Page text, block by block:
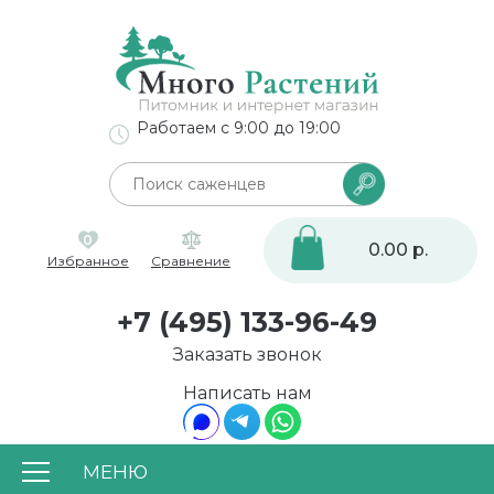
МЕНЮ
Написать нам
Работаем с 9:00 до 19:00
0
Избранное
Сравнение
0.00 р.
+7 (495) 133-96-49
Заказать звонок